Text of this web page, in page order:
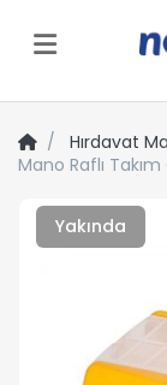
Menü
Hırdavat
Mano Raflı Takım
Yakında